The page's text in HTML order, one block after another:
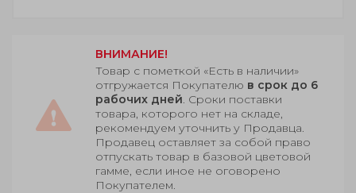
ВНИМАНИЕ!
Товар с пометкой «Есть в наличии»
отгружается Покупателю в срок до 6
рабочих дней. Сроки поставки
товара, которого нет на складе,
рекомендуем уточнить у Продавца.
Продавец оставляет за собой право
отпускать товар в базовой цветовой
гамме, если иное не оговорено
Покупателем.